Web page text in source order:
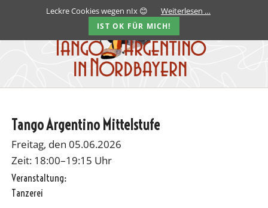
Tango Argentino Mittelstufe
Freitag, den 05.06.2026
Zeit: 18:00–19:15 Uhr
Veranstaltung:
Tanzerei
Leckre Cookies wegen nIx 😊 Weiterlesen …
IST OK FÜR MICH!